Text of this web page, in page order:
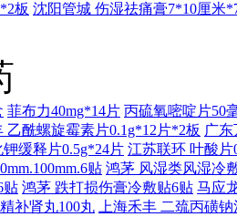
板 沈阳管城 伤湿祛痛膏7*10厘米
菲布力40mg*14片 丙硫氧嘧啶片50
乙酰螺旋霉素片0.1g*12片*2板 广
缓释片0.5g*24片 江苏联环 叶酸片
贴 鸿茅 风湿类风湿冷
贴 鸿茅 跌打损伤膏冷敷贴6贴 马应
补肾丸100丸
上海禾丰 二巯丙磺